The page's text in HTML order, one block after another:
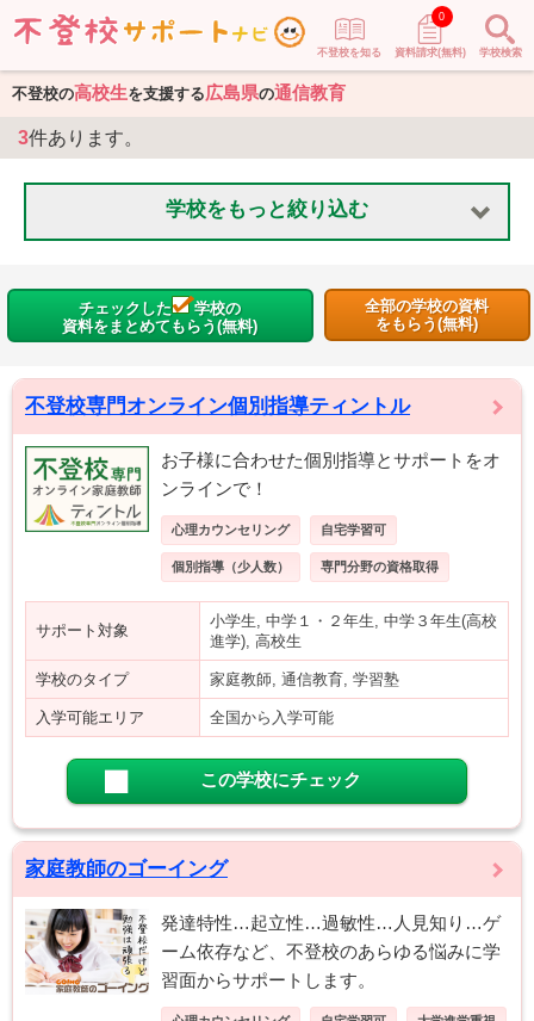
不登校を知る 資料請求(無料)
0
学校検索
不登校の高校生を支援する広島県の通信教育
3件あります。
学校をもっと絞り込む
チェックした
学校の
資料をまとめてもらう(無料)
全部の学校の資料
をもらう(無料)
不登校専門オンライン個別指導ティントル
お子様に合わせた個別指導とサポートをオ
ンラインで！
心理カウンセリング 自宅学習可
個別指導（少人数） 専門分野の資格取得
サポート対象
小学生, 中学１・２年生, 中学３年生(高校
進学), 高校生
学校のタイプ 家庭教師, 通信教育, 学習塾
入学可能エリア 全国から入学可能
この学校にチェック
家庭教師のゴーイング
発達特性…起立性…過敏性…人見知り…ゲ
ーム依存など、不登校のあらゆる悩みに学
習面からサポートします。